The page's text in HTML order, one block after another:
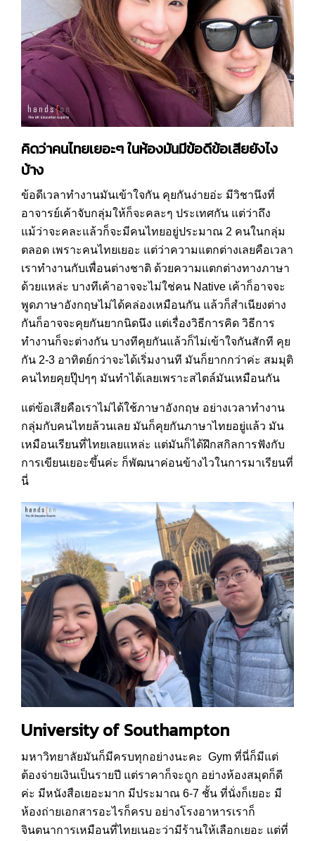
คิดว่าคนไทยเยอะๆ ในห้องมันมีข้อดีข้อเสียยังไง
บ้าง
ข้อดีเวลาทำงานมันเข้าใจกัน คุยกันง่ายอ่ะ มีวิชานึงที่
อาจารย์เค้าจับกลุ่มให้ก็จะคละๆ ประเทศกัน แต่ว่าถึง
แม้ว่าจะคละแล้วก็จะมีคนไทยอยู่ประมาณ 2 คนในกลุ่ม
ตลอด เพราะคนไทยเยอะ แต่ว่าความแตกต่างเลยคือเวลา
เราทำงานกับเพื่อนต่างชาติ ด้วยความแตกต่างทางภาษา
ด้วยแหล่ะ บางทีเค้าอาจจะไม่ใช่คน Native เค้าก็อาจจะ
พูดภาษาอังกฤษไม่ได้คล่องเหมือนกัน แล้วก็สำเนียงต่าง
กันก็อาจจะคุยกันยากนิดนึง แต่เรื่องวิธีการคิด วิธีการ
ทำงานก็จะต่างกัน บางทีคุยกันแล้วก็ไม่เข้าใจกันสักที คุย
กัน 2-3 อาทิตย์กว่าจะได้เริ่มงานที มันก็ยากกว่าค่ะ สมมุติ
คนไทยคุยปุ๊ปๆๆ มันทำได้เลยเพราะสไตล์มันเหมือนกัน
แต่ข้อเสียคือเราไม่ได้ใช้ภาษาอังกฤษ อย่างเวลาทำงาน
กลุ่มกับคนไทยล้วนเลย มันก็คุยกันภาษาไทยอยู่แล้ว มัน
เหมือนเรียนที่ไทยเลยแหล่ะ แต่มันก็ได้ฝึกสกิลการฟังกับ
การเขียนเยอะขึ้นค่ะ ก็พัฒนาค่อนข้างไวในการมาเรียนที่
นี่
University of Southampton
มหาวิทยาลัยมันก็มีครบทุกอย่างนะคะ Gym ที่นี่ก็มีแต่
ต้องจ่ายเงินเป็นรายปี แต่ราคาก็จะถูก อย่างห้องสมุดก็ดี
ค่ะ มีหนังสือเยอะมาก มีประมาณ 6-7 ชั้น ที่นั่งก็เยอะ มี
ห้องถ่ายเอกสารอะไรก็ครบ อย่างโรงอาหารเราก็
จินตนาการเหมือนที่ไทยเนอะว่ามีร้านให้เลือกเยอะ แต่ที่